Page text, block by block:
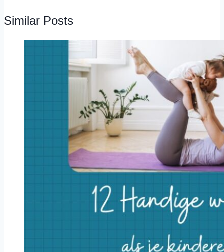
Similar Posts